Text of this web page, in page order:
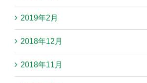
2019年2月
2018年12月
2018年11月